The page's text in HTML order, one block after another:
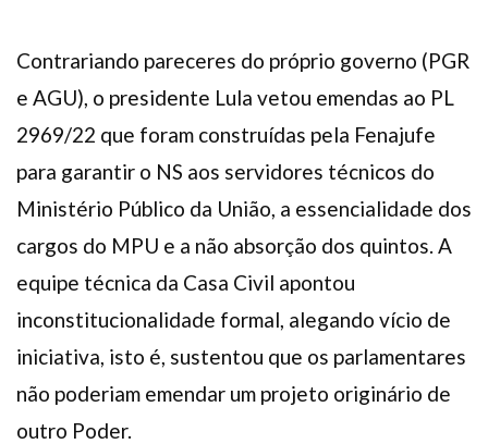
Contrariando pareceres do próprio governo (PGR
e AGU), o presidente Lula vetou emendas ao PL
2969/22 que foram construídas pela Fenajufe
para garantir o NS aos servidores técnicos do
Ministério Público da União, a essencialidade dos
cargos do MPU e a não absorção dos quintos. A
equipe técnica da Casa Civil apontou
inconstitucionalidade formal, alegando vício de
iniciativa, isto é, sustentou que os parlamentares
não poderiam emendar um projeto originário de
outro Poder.